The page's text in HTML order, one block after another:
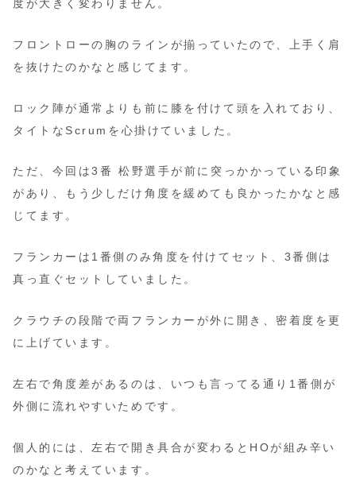
度が大きく変わりません。
フロントローの胸のラインが揃っていたので、上手く肩
を抜けたのかなと感じてます。
ロック陣が通常よりも前に膝を付けて頭を入れており、
タイトなScrumを心掛けていました。
ただ、今回は3番 松野選手が前に突っかかっている印象
があり、もう少しだけ角度を緩めても良かったかなと感
じてます。
フランカーは1番側のみ角度を付けてセット、3番側は
真っ直ぐセットしていました。
クラウチの段階で両フランカーが外に開き、密着度を更
に上げています。
左右で角度差があるのは、いつも言ってる通り1番側が
外側に流れやすいためです。
個人的には、左右で開き具合が変わるとHOが組み辛い
のかなと考えています。